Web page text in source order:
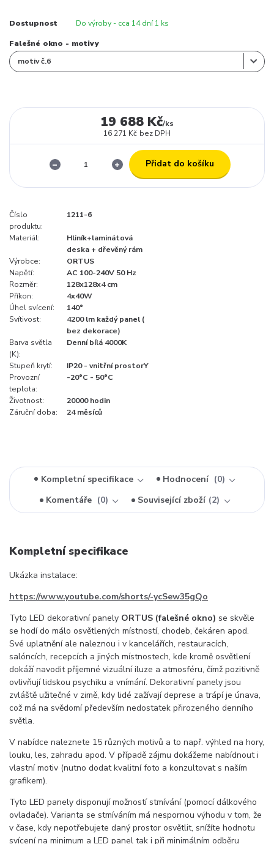
Dostupnost Do výroby - cca 14 dní 1 ks
Falešné okno - motivy
19 688 Kč/ks
16 271 Kč bez DPH
Přidat do košíku
Číslo
produktu:
1211-6
Materiál:
Hliník+laminátová
deska + dřevěný rám
Výrobce:
ORTUS
Napětí:
AC 100-240V 50 Hz
Rozměr:
128x128x4 cm
Příkon:
4x40W
Úhel svícení:
140°
Svítivost:
4200 lm každý panel (
bez dekorace)
Barva světla
(K):
Denní bílá 4000K
Stupeň krytí:
IP20 - vnitřní prostorY
Provozní
teplota:
-20°C - 50°C
Životnost:
20000 hodin
Záruční doba:
24 měsíců
Kompletní specifikace Hodnocení
0
Komentáře
0 Související zboží 2
Kompletní specifikace
Ukázka instalace:
https://www.youtube.com/shorts/-ycSew35gQo
Tyto LED dekorativní panely ORTUS (falešné okno) se skvěle
se hodí do málo osvětlených místností, chodeb, čekáren apod.
Své uplatnění ale naleznou i v kancelářích, restauracích,
salóncích, recepcích a jiných místnostech, kde kromě osvětlení
dokáží navodit příjemné vizuální iluze a atmosféru, čímž pozitivně
ovlivňují lidskou psychiku a vnímání. Dekorativní panely jsou
zvláště užitečné v zimě, kdy lidé zažívají deprese a trápí je únava,
což má na svědomí především nedostatek přirozeného denního
světla.
V nabídce naleznete 15 různých motivů a to např. výhled na hory,
louku, les, zahradu apod. V případě zájmu dokážeme nabídnout i
vlastní motiv (nutno dodat kvalitní foto a konzultovat s naším
grafikem).
Tyto LED panely disponují možností stmívání (pomocí dálkového
ovladače). Varianta se stmíváním má nespornou výhodu v tom, že
v čase, kdy nepotřebujete daný prostor osvětlit, snížíte hodnotu
svícení na minimum a LED panel tak i při minimálním odběru